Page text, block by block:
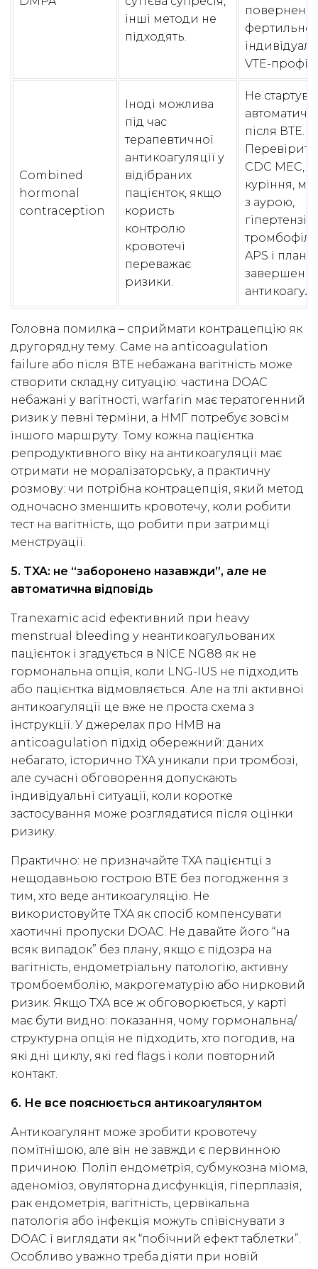
інші методи не
підходять.
VTE-
Combined
hormonal
contraception
Іноді можлива
під час
терапевтичної
антикоагуляції у
відібраних
пацієнток, якщо
користь
контролю
кровотечі
переважає
ризики.
Не
після ВТЕ.
Перевірити
CDC MEC,
куріння,
з аурою,
гіпертензію,
APS і план
Головна помилка – сприймати контрацепцію як
другорядну тему. Саме на anticoagulation
failure або після ВТЕ небажана вагітність може
створити складну ситуацію: частина DOAC
небажані у вагітності, warfarin має тератогенний
ризик у певні терміни, а НМГ потребує зовсім
іншого маршруту. Тому кожна пацієнтка
репродуктивного віку на антикоагуляції має
отримати не моралізаторську, а практичну
розмову: чи потрібна контрацепція, який метод
одночасно зменшить кровотечу, коли робити
тест на вагітність, що робити при затримці
менструації.
5. TXA: не “заборонено назавжди”, але не
автоматична відповідь
Tranexamic acid ефективний при heavy
menstrual bleeding у неантикоагульованих
пацієнток і згадується в NICE NG88 як не
гормональна опція, коли LNG-IUS не підходить
або пацієнтка відмовляється. Але на тлі активної
антикоагуляції це вже не проста схема з
інструкції. У джерелах про HMB на
anticoagulation підхід обережний: даних
небагато, історично TXA уникали при тромбозі,
але сучасні обговорення допускають
індивідуальні ситуації, коли коротке
застосування може розглядатися після оцінки
ризику.
Практично: не призначайте TXA пацієнтці з
нещодавньою гострою ВТЕ без погодження з
тим, хто веде антикоагуляцію. Не
використовуйте TXA як спосіб компенсувати
хаотичні пропуски DOAC. Не давайте його “на
всяк випадок” без плану, якщо є підозра на
вагітність, ендометріальну патологію, активну
тромбоемболію, макрогематурію або нирковий
ризик. Якщо TXA все ж обговорюється, у карті
має бути видно: показання, чому гормональна/
структурна опція не підходить, хто погодив, на
які дні циклу, які red flags і коли повторний
контакт.
6. Не все пояснюється антикоагулянтом
Антикоагулянт може зробити кровотечу
помітнішою, але він не завжди є первинною
причиною. Поліп ендометрія, субмукозна міома,
аденоміоз, овуляторна дисфункція, гіперплазія,
рак ендометрія, вагітність, цервікальна
патологія або інфекція можуть співіснувати з
DOAC і виглядати як “побічний ефект таблетки”.
Особливо уважно треба діяти при новій